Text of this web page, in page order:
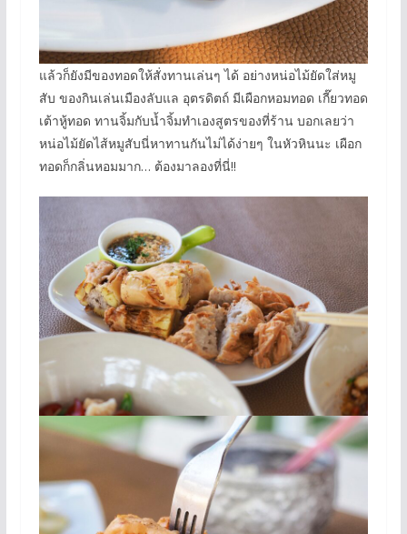
แล้วก็ยังมีของทอดให้สั่งทานเล่นๆ ได้ อย่างหน่อไม้ยัดใส่หมู
สับ ของกินเล่นเมืองลับแล อุตรดิตถ์ มีเผือกหอมทอด เกี๊ยวทอด
เต้าหู้ทอด ทานจิ้มกับน้ำจิ้มทำเองสูตรของที่ร้าน บอกเลยว่า
หน่อไม้ยัดไส้หมูสับนี่หาทานกันไม่ได้ง่ายๆ ในหัวหินนะ เผือก
ทอดก็กลิ่นหอมมาก… ต้องมาลองที่นี่!!